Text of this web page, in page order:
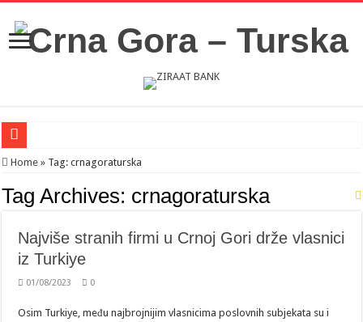
Novosti iz Acibadema
Šahman sa iseljenicima iz Crne Gore u Turskoj: Velika je važnost naše
Home » Tag:crnagoraturska
Tag Archives: crnagoraturska
Najviše stranih firmi u Crnoj Gori drže vlasnici
iz Turkiye
01/08/2023 0
Osim Turkiye, među najbrojnijim vlasnicima poslovnih subjekata su i